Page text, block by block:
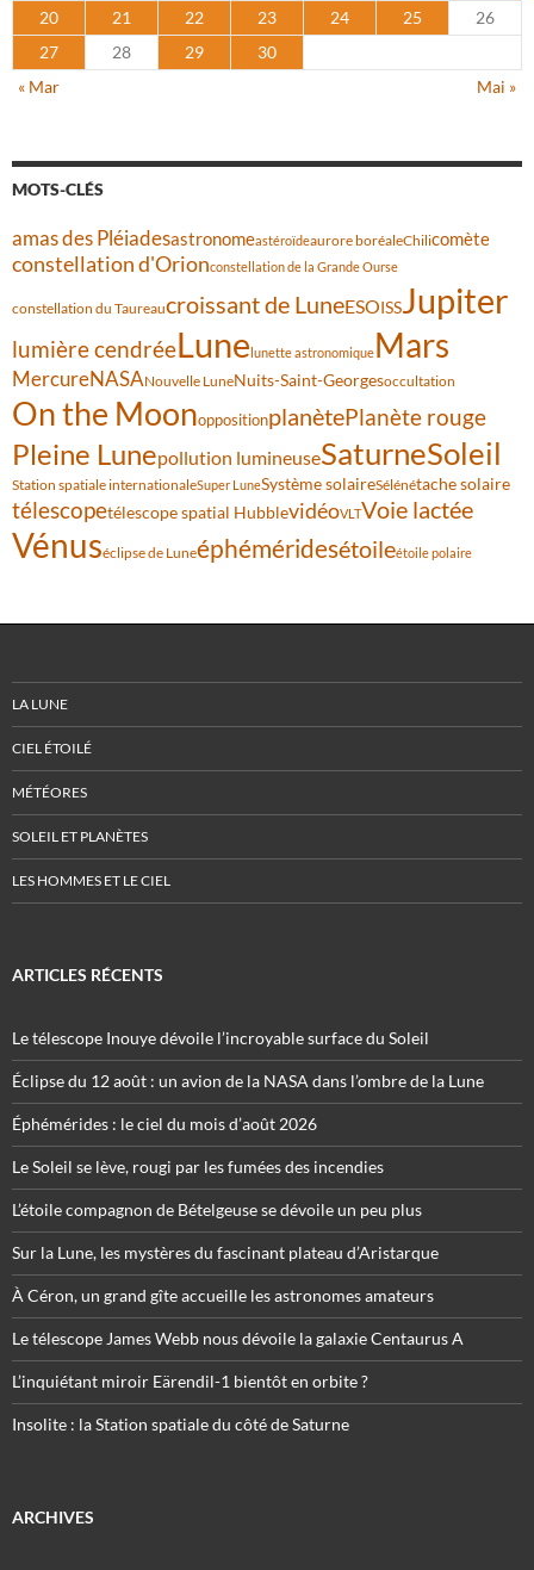
20
21 22 23 24 25
26
27
28 29
30
« Mar
Mai »
MOTS-CLÉS
amas des Pléiadesastronomeastéroïdeaurore boréaleChilicomète
constellation d'Orionconstellation de la Grande Ourse
constellation du Taureaucroissant de LuneESOISSJupiter
lumière cendréeLune lunette astronomiqueMars
MercureNASANouvelle LuneNuits-Saint-Georgesoccultation
On the MoonoppositionplanètePlanète rouge
Pleine Lunepollution lumineuseSaturneSoleil
Station spatiale internationaleSuper LuneSystème solaireSélénétache solaire
télescopetélescope spatial HubblevidéoVLTVoie lactée
Vénuséclipse de Luneéphéméridesétoileétoile polaire
LA LUNE
CIEL ÉTOILÉ
MÉTÉORES
SOLEIL ET PLANÈTES
LES HOMMES ET LE CIEL
ARTICLES RÉCENTS
Le télescope Inouye dévoile l’incroyable surface du Soleil
Éclipse du 12 août : un avion de la NASA dans l’ombre de la Lune
Éphémérides : le ciel du mois d’août 2026
Le Soleil se lève, rougi par les fumées des incendies
L’étoile compagnon de Bételgeuse se dévoile un peu plus
Sur la Lune, les mystères du fascinant plateau d’Aristarque
À Céron, un grand gîte accueille les astronomes amateurs
Le télescope James Webb nous dévoile la galaxie Centaurus A
L’inquiétant miroir Eärendil-1 bientôt en orbite ?
Insolite : la Station spatiale du côté de Saturne
ARCHIVES